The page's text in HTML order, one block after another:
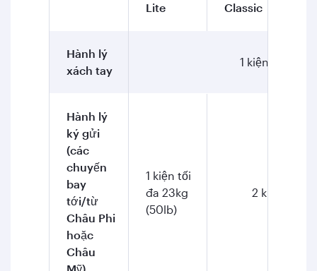
Lite
Classic
Hành lý
xách tay
1 kiện tối đa
Hành lý
ký gửi
(các
chuyến
bay
tới/từ
Châu Phi
hoặc
Châu
1 kiện tối
đa 23kg
(50lb)
2 kiện mỗi